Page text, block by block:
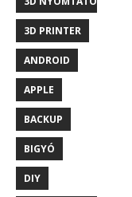
3D PRINTER
ANDROID
APPLE
BACKUP
BIGYÓ
DIY